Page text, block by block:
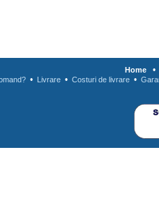
Home •
• Livrare • Costuri de livrare •